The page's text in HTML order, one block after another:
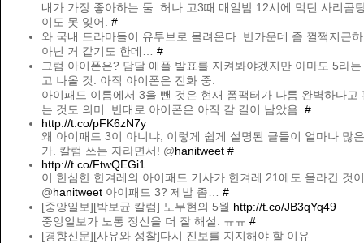
내가 가장 좋아하는 둘. 허나 고3때 매일밤 12시에 먹던 사리곰
이도 못 잊어. #
와 국내 드라마들이 유투브로 몰려온다. 반가운데 좀 껄쩍지근
아닌 거 같기도 한데… #
그럼 아이폰은? 담달 애플 발표를 지켜봐야겠지만 아마도 5라
고 나올 것. 아직 아이폰은 진화 중.
아이패드 이름에서 3을 뺀 것은 현재 폼팩터가 나름 완벽하다고
는 것도 의미. 반대로 아이폰은 아직 갈 길이 남았음. #
http://t.co/pFK6zN7y
왜 아이패드 3이 아니냐, 이렇게 쉽게 설명된 글들이 얼마나 많
가. 칼럼 쓰는 자라면서! @ hanitweet #
http://t.co/FtwQEGi1
이 한심한 한겨레의 아이패드 기사가 한겨레 21에도 올라간 것
@ hanitweet 아이패드 3? 제발 좀… #
[중앙일보][박보균 칼럼] 노무현의 5월 http://t.co/JB3qYq49
중앙일보가 노통 정신을 더 잘 해설. ㅠㅠ #
[경향신문][사유와 성찰]다시 진보를 지지해야 할 이유